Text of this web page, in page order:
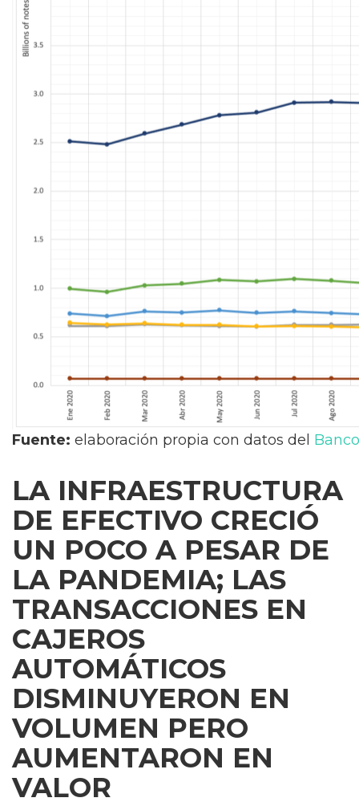
Fuente: elaboración propia con datos del
LA INFRAESTRUCTURA
DE EFECTIVO CRECIÓ
UN POCO A PESAR DE
LA PANDEMIA; LAS
TRANSACCIONES EN
CAJEROS
AUTOMÁTICOS
DISMINUYERON EN
VOLUMEN PERO
AUMENTARON EN
VALOR